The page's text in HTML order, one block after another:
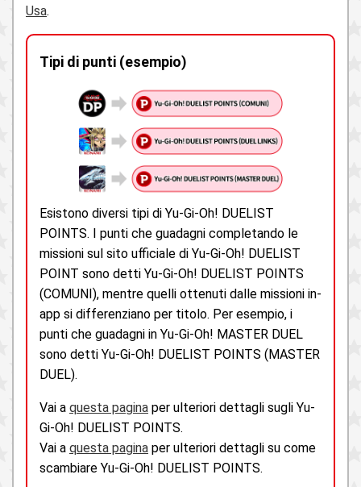
Usa.
Tipi di punti (esempio)
Esistono diversi tipi di Yu-Gi-Oh! DUELIST
POINTS. I punti che guadagni completando le
missioni sul sito ufficiale di Yu-Gi-Oh! DUELIST
POINT sono detti Yu-Gi-Oh! DUELIST POINTS
(COMUNI), mentre quelli ottenuti dalle missioni in-
app si differenziano per titolo. Per esempio, i
punti che guadagni in Yu-Gi-Oh! MASTER DUEL
sono detti Yu-Gi-Oh! DUELIST POINTS (MASTER
DUEL).
Vai a questa pagina per ulteriori dettagli sugli Yu-
Gi-Oh! DUELIST POINTS.
Vai a questa pagina per ulteriori dettagli su come
scambiare Yu-Gi-Oh! DUELIST POINTS.